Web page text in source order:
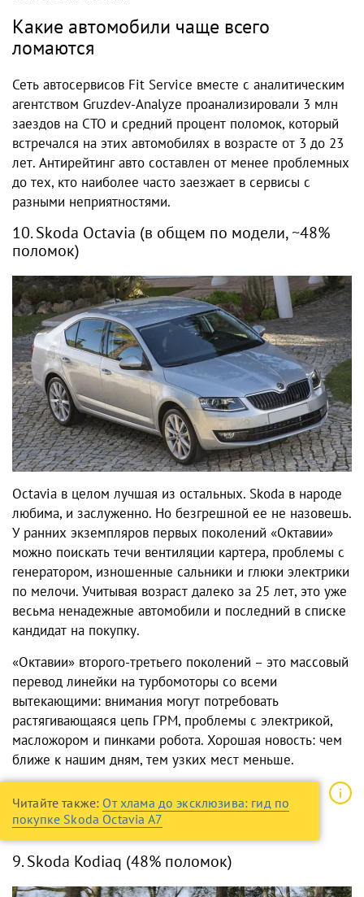
Какие автомобили чаще всего
ломаются
Сеть автосервисов Fit Service вместе с аналитическим
агентством Gruzdev-Analyze проанализировали 3 млн
заездов на СТО и средний процент поломок, который
встречался на этих автомобилях в возрасте от 3 до 23
лет. Антирейтинг авто составлен от менее проблемных
до тех, кто наиболее часто заезжает в сервисы с
разными неприятностями.
10. Skoda Octavia (в общем по модели, ~48%
поломок)
Octavia в целом лучшая из остальных. Skoda в народе
любима, и заслуженно. Но безгрешной ее не назовешь.
У ранних экземпляров первых поколений «Октавии»
можно поискать течи вентиляции картера, проблемы с
генератором, изношенные сальники и глюки электрики
по мелочи. Учитывая возраст далеко за 25 лет, это уже
весьма ненадежные автомобили и последний в списке
кандидат на покупку.
«Октавии» второго-третьего поколений – это массовый
перевод линейки на турбомоторы со всеми
вытекающими: внимания могут потребовать
растягивающаяся цепь ГРМ, проблемы с электрикой,
масложором и пинками робота. Хорошая новость: чем
ближе к нашим дням, тем узких мест меньше.
Читайте также: От хлама до эксклюзива: гид по
покупке Skoda Octavia A7
9. Skoda Kodiaq (48% поломок)